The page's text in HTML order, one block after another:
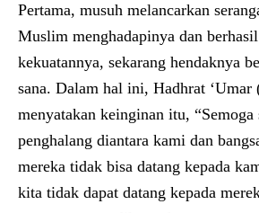
Pertama, musuh melancarkan
Muslim menghadapinya dan
kekuatannya, sekarang hendaknya
sana. Dalam hal ini, Hadhrat
menyatakan keinginan itu,
penghalang diantara kami dan
mereka tidak bisa datang kepada
kita tidak dapat datang kepada